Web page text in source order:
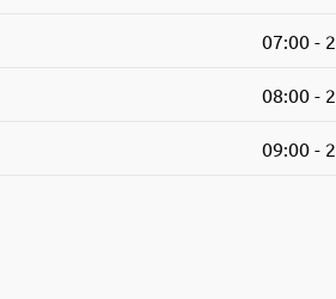
07:00 -
08:00 -
09:00 -